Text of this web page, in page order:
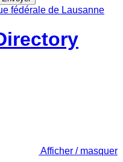
Afficher / masquer